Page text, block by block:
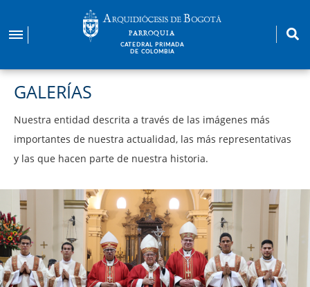
contenido
PARROQUIA
CATEDRAL PRIMADA
DE COLOMBIA
GALERÍAS
Nuestra entidad descrita a través de las imágenes más
importantes de nuestra actualidad, las más representativas
y las que hacen parte de nuestra historia.